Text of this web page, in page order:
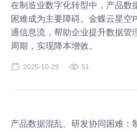
在制造业数字化转型中，产品数
困难成为主要障碍。金蝶云星空
通信息流，帮助企业提升数据管
周期，实现降本增效。
2025-10-29 51
产品数据混乱、研发协同困难：